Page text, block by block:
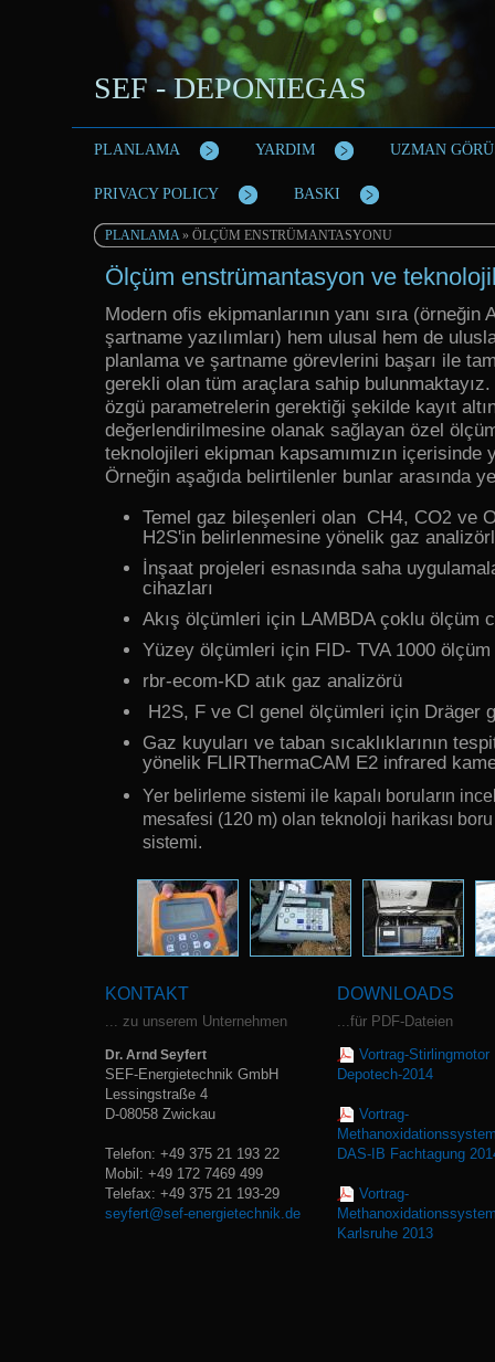
SEF - DEPONIEGAS
PLANLAMA YARDIM UZMAN
PRIVACY POLICY BASKI
PLANLAMA» ÖLÇÜM ENSTRÜMANTASYONU
Ölçüm enstrümantasyon ve
Modern ofis ekipmanlarının yanı sıra (örneğin
şartname yazılımları) hem ulusal hem de
planlama ve şartname görevlerini başarı ile
gerekli olan tüm araçlara sahip bulunmaktayız.
özgü parametrelerin gerektiği şekilde kayıt
değerlendirilmesine olanak sağlayan özel
teknolojileri ekipman kapsamımızın içerisinde
Örneğin aşağıda belirtilenler bunlar arasında
Temel gaz bileşenleri olan CH4, CO2 ve
H2S'in belirlenmesine yönelik gaz
İnşaat projeleri esnasında saha
cihazları
Akış ölçümleri için LAMBDA çoklu ölçüm
Yüzey ölçümleri için FID- TVA 1000 ölçüm
rbr-ecom-KD atık gaz analizörü
H2S, F ve Cl genel ölçümleri için Dräger
Gaz kuyuları ve taban sıcaklıklarının
yönelik FLIRThermaCAM E2 infrared
Yer belirleme sistemi ile kapalı boruların
mesafesi (120 m) olan teknoloji harikası
sistemi.
KONTAKT
... zu unserem Unternehmen
Dr. Arnd Seyfert
SEF-Energietechnik GmbH
Lessingstraße 4
D-08058 Zwickau
Telefon: +49 375 21 193 22
Mobil: +49 172 7469 499
Telefax: +49 375 21 193-29
seyfert@sef-energietechnik.de
DOWNLOADS
...für PDF-Dateien
Vortrag-Stirlingmotor
Depotech-2014
Vortrag-
DAS-IB Fachtagung
Vortrag-
Karlsruhe 2013